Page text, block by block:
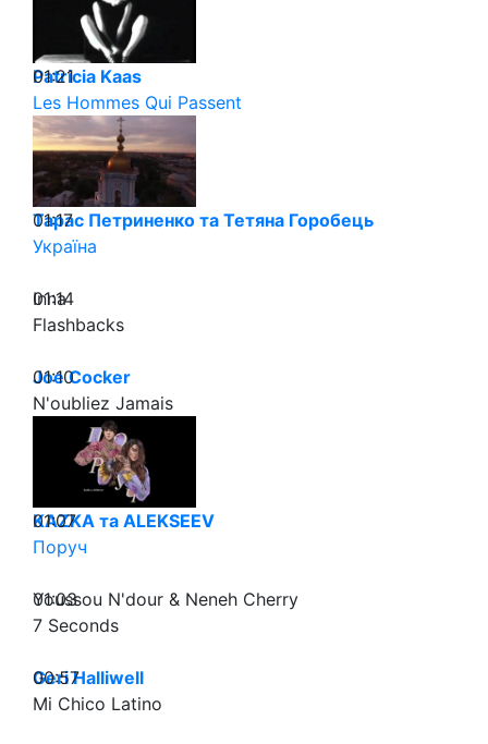
01:21
Patricia Kaas
Les Hommes Qui Passent
01:17
Тарас Петриненко та Тетяна Горобець
Україна
01:14
Inna
Flashbacks
01:10
Joe Cocker
N'oubliez Jamais
01:07
KAZKA та ALEKSEEV
Поруч
01:03
Youssou N'dour & Neneh Cherry
7 Seconds
00:57
Geri Halliwell
Mi Chico Latino